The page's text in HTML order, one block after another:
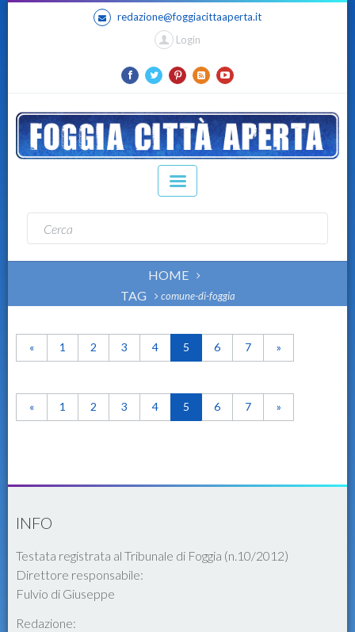
redazione@foggiacittaaperta.it
Login
HOME
TAG
comune-di-foggia
« 1 2 3 4 5 6 7 »
« 1 2 3 4 5 6 7 »
INFO
Testata registrata al Tribunale di Foggia (n.10/2012)
Direttore responsabile:
Fulvio di Giuseppe
Redazione: